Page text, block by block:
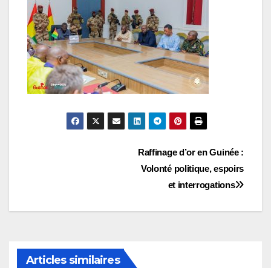
l’article
Raffinage d’or en Guinée :
Volonté politique, espoirs
et interrogations
Articles similaires